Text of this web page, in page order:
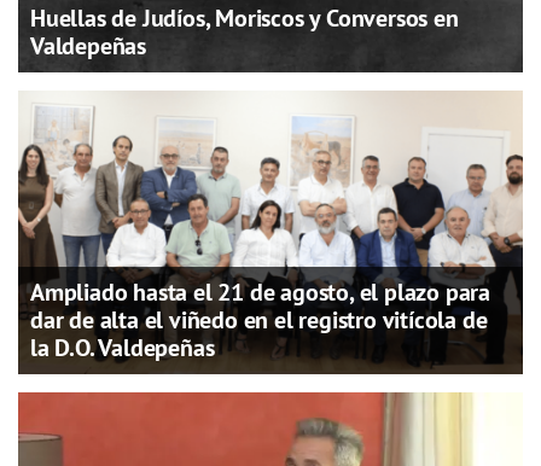
Huellas de Judíos, Moriscos y Conversos en
Valdepeñas
Ampliado hasta el 21 de agosto, el plazo para
dar de alta el viñedo en el registro vitícola de
la D.O. Valdepeñas